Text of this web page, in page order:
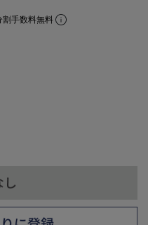
割手数料無料